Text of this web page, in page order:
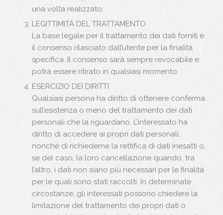
una volta realizzato.
LEGITTIMITÀ DEL TRATTAMENTO
La base legale per il trattamento dei dati forniti è
il consenso rilasciato dall’utente per la finalità
specifica. Il consenso sarà sempre revocabile e
potrà essere ritirato in qualsiasi momento.
ESERCIZIO DEI DIRITTI
Qualsiasi persona ha diritto di ottenere conferma
sull’esistenza o meno del trattamento dei dati
personali che la riguardano. L’interessato ha
diritto di accedere ai propri dati personali,
nonché di richiederne la rettifica di dati inesatti o,
se del caso, la loro cancellazione quando, tra
l’altro, i dati non siano più necessari per le finalità
per le quali sono stati raccolti. In determinate
circostanze, gli interessati possono chiedere la
limitazione del trattamento dei propri dati o